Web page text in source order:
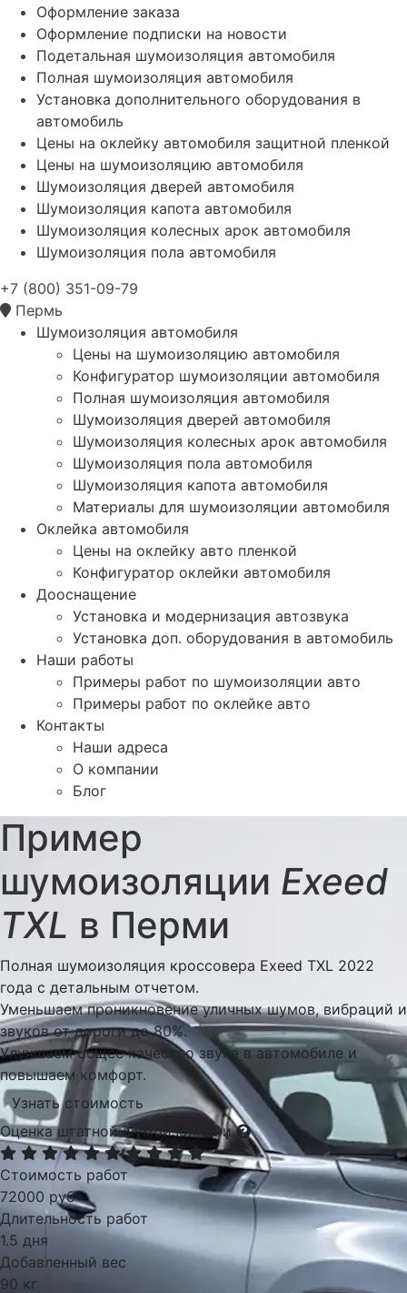
Оформление заказа
Оформление подписки на новости
Подетальная шумоизоляция автомобиля
Полная шумоизоляция автомобиля
Установка дополнительного оборудования в
автомобиль
Цены на оклейку автомобиля защитной пленкой
Цены на шумоизоляцию автомобиля
Шумоизоляция дверей автомобиля
Шумоизоляция капота автомобиля
Шумоизоляция колесных арок автомобиля
Шумоизоляция пола автомобиля
+7 (800) 351-09-79
Пермь
Шумоизоляция автомобиля
Цены на шумоизоляцию автомобиля
Конфигуратор шумоизоляции автомобиля
Полная шумоизоляция автомобиля
Шумоизоляция дверей автомобиля
Шумоизоляция колесных арок автомобиля
Шумоизоляция пола автомобиля
Шумоизоляция капота автомобиля
Материалы для шумоизоляции автомобиля
Оклейка автомобиля
Цены на оклейку авто пленкой
Конфигуратор оклейки автомобиля
Дооснащение
Установка и модернизация автозвука
Установка доп. оборудования в автомобиль
Наши работы
Примеры работ по шумоизоляции авто
Примеры работ по оклейке авто
Контакты
Наши адреса
О компании
Блог
Пример
шумоизоляции Exeed
TXL в Перми
Полная шумоизоляция кроссовера Exeed TXL 2022
года с детальным отчетом.
Уменьшаем проникновение уличных шумов, вибраций и
звуков от дороги до 80%.
Улучшаем общее качество звука в автомобиле и
повышаем комфорт.
Узнать стоимость
Оценка штатной шумоизоляции
Стоимость работ
72000 руб
Длительность работ
1.5 дня
Добавленный вес
90 кг